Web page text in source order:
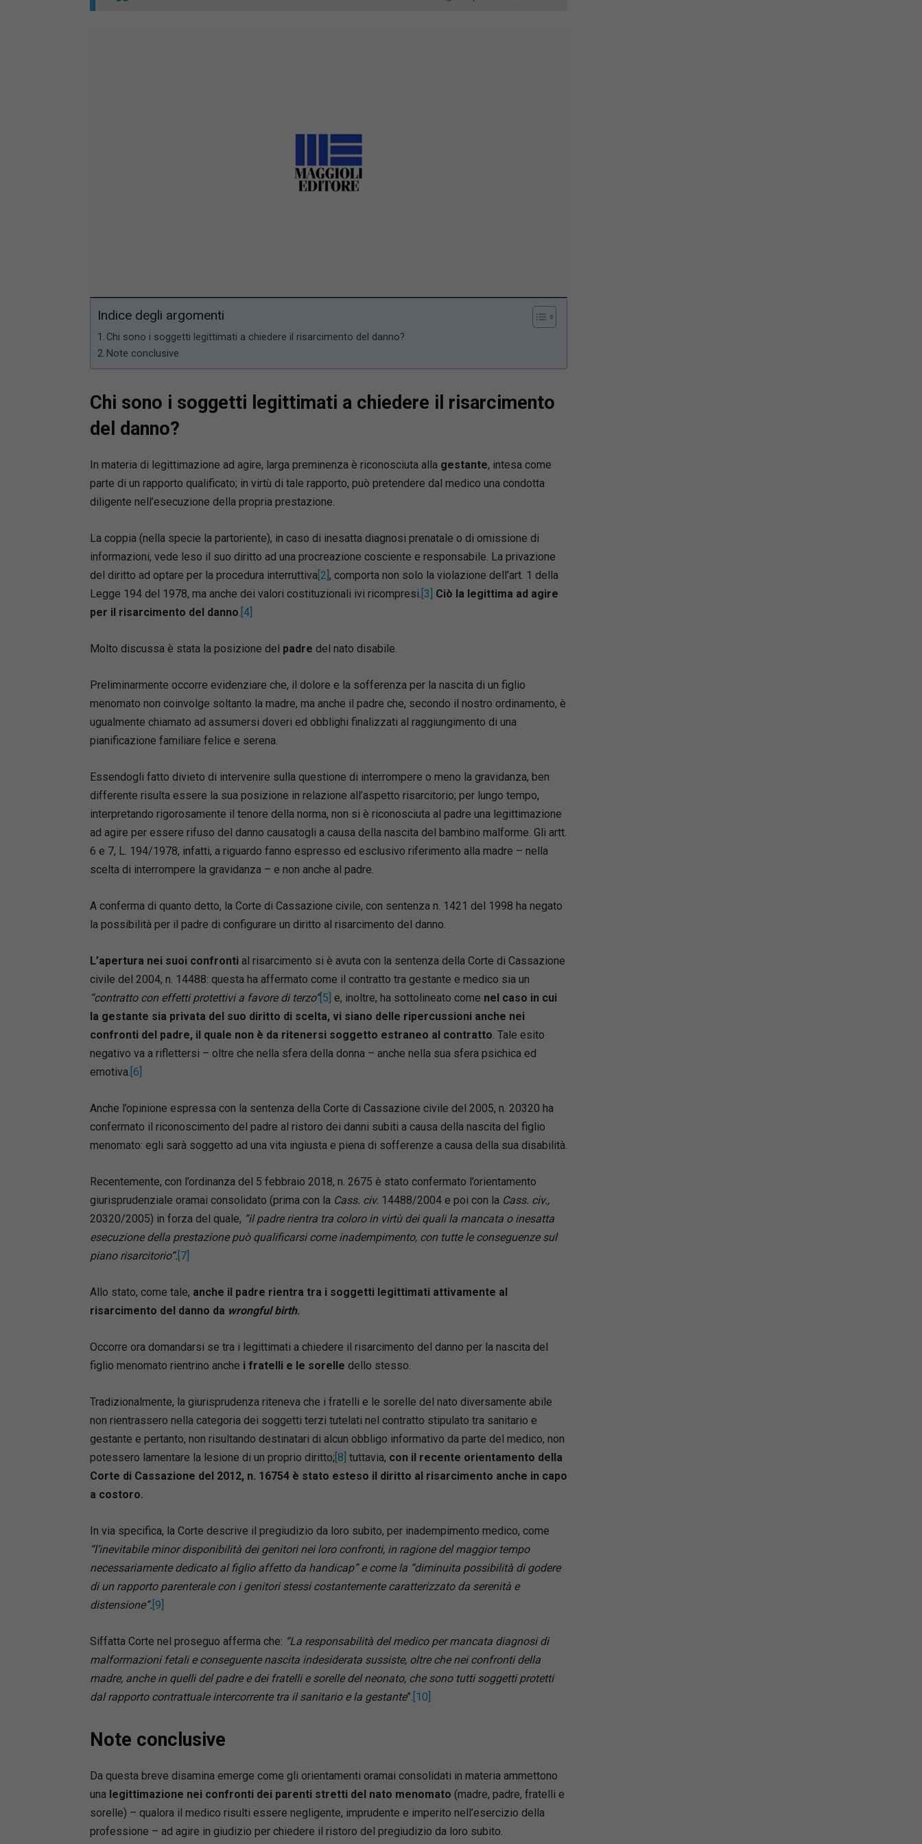
66.17%
Indice degli argomenti
Chi sono i soggetti legittimati a chiedere il risarcimento del danno?
Note conclusive
Chi sono i soggetti legittimati a chiedere il risarcimento
del danno?
In materia di legittimazione ad agire, larga preminenza è riconosciuta alla gestante, intesa come
parte di un rapporto qualificato; in virtù di tale rapporto, può pretendere dal medico una condotta
diligente nell’esecuzione della propria prestazione.
La coppia (nella specie la partoriente), in caso di inesatta diagnosi prenatale o di omissione di
informazioni, vede leso il suo diritto ad una procreazione cosciente e responsabile. La privazione
del diritto ad optare per la procedura interruttiva [2] , comporta non solo la violazione dell’art. 1 della
Legge 194 del 1978, ma anche dei valori costituzionali ivi ricompresi. [3] Ciò la legittima ad agire
per il risarcimento del danno [4]
Molto discussa è stata la posizione del padre del nato disabile.
Preliminarmente occorre evidenziare che, il dolore e la sofferenza per la nascita di un figlio
menomato non coinvolge soltanto la madre, ma anche il padre che, secondo il nostro ordinamento, è
ugualmente chiamato ad assumersi doveri ed obblighi finalizzati al raggiungimento di una
pianificazione familiare felice e serena.
Essendogli fatto divieto di intervenire sulla questione di interrompere o meno la gravidanza, ben
differente risulta essere la sua posizione in relazione all’aspetto risarcitorio; per lungo tempo,
interpretando rigorosamente il tenore della norma, non si è riconosciuta al padre una legittimazione
ad agire per essere rifuso del danno causatogli a causa della nascita del bambino malforme. Gli artt.
6 e 7, L. 194/1978, infatti, a riguardo fanno espresso ed esclusivo riferimento alla madre – nella
scelta di interrompere la gravidanza – e non anche al padre.
A conferma di quanto detto, la Corte di Cassazione civile, con sentenza n. 1421 del 1998 ha negato
la possibilità per il padre di configurare un diritto al risarcimento del danno.
L’apertura nei suoi confronti al risarcimento si è avuta con la sentenza della Corte di Cassazione
civile del 2004, n. 14488: questa ha affermato come il contratto tra gestante e medico sia un
“contratto con effetti protettivi a favore di terzo”[5] e, inoltre, ha sottolineato come nel caso in cui
la gestante sia privata del suo diritto di scelta, vi siano delle ripercussioni anche nei
confronti del padre, il quale non è da ritenersi soggetto estraneo al contratto . Tale esito
negativo va a riflettersi – oltre che nella sfera della donna – anche nella sua sfera psichica ed
emotiva. [6]
Anche l’opinione espressa con la sentenza della Corte di Cassazione civile del 2005, n. 20320 ha
confermato il riconoscimento del padre al ristoro dei danni subiti a causa della nascita del figlio
menomato: egli sarà soggetto ad una vita ingiusta e piena di sofferenze a causa della sua disabilità.
Recentemente, con l’ordinanza del 5 febbraio 2018, n. 2675 è stato confermato l’orientamento
giurisprudenziale oramai consolidato (prima con la Cass. civ. 14488/2004 e poi con la Cass. civ.,
20320/2005) in forza del quale, “il padre rientra tra coloro in virtù dei quali la mancata o inesatta
esecuzione della prestazione può qualificarsi come inadempimento, con tutte le conseguenze sul
piano risarcitorio”. [7]
Allo stato, come tale, anche il padre rientra tra i soggetti legittimati attivamente al
risarcimento del danno da wrongful birth.
Occorre ora domandarsi se tra i legittimati a chiedere il risarcimento del danno per la nascita del
figlio menomato rientrino anche i fratelli e le sorelle dello stesso.
Tradizionalmente, la giurisprudenza riteneva che i fratelli e le sorelle del nato diversamente abile
non rientrassero nella categoria dei soggetti terzi tutelati nel contratto stipulato tra sanitario e
gestante e pertanto, non risultando destinatari di alcun obbligo informativo da parte del medico, non
potessero lamentare la lesione di un proprio diritto; [8] tuttavia, con il recente orientamento della
Corte di Cassazione del 2012, n. 16754 è stato esteso il diritto al risarcimento anche in capo
a costoro.
In via specifica, la Corte descrive il pregiudizio da loro subito, per inadempimento medico, come
“l’inevitabile minor disponibilità dei genitori nei loro confronti, in ragione del maggior tempo
necessariamente dedicato al figlio affetto da handicap” e come la “diminuita possibilità di godere
di un rapporto parenterale con i genitori stessi costantemente caratterizzato da serenità e
distensione”. [9]
Siffatta Corte nel proseguo afferma che: “La responsabilità del medico per mancata diagnosi di
malformazioni fetali e conseguente nascita indesiderata sussiste, oltre che nei confronti della
madre, anche in quelli del padre e dei fratelli e sorelle del neonato, che sono tutti soggetti protetti
dal rapporto contrattuale intercorrente tra il sanitario e la gestante”. [10]
Note conclusive
Da questa breve disamina emerge come gli orientamenti oramai consolidati in materia ammettono
una legittimazione nei confronti dei parenti stretti del nato menomato (madre, padre, fratelli e
sorelle) – qualora il medico risulti essere negligente, imprudente e imperito nell’esercizio della
professione – ad agire in giudizio per chiedere il ristoro del pregiudizio da loro subito.